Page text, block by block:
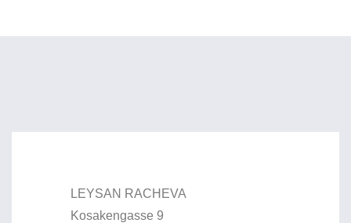
LEYSAN RACHEVA
Kosakengasse 9